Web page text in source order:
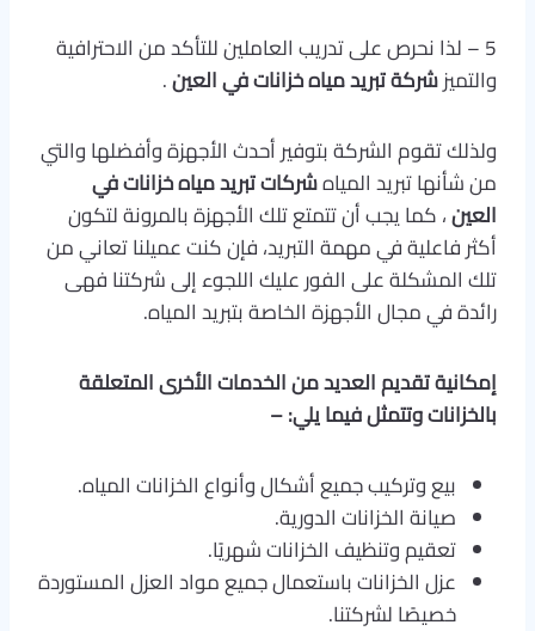
5 – لذا نحرص على تدريب العاملين للتأكد من الاحترافية
والتميزشركة تبريد مياه خزانات في العين.
ولذلك تقوم الشركة بتوفير أحدث الأجهزة وأفضلها والتي
من شأنها تبريد المياهشركات تبريد مياه خزانات في
العين، كما يجب أن تتمتع تلك الأجهزة بالمرونة لتكون
أكثر فاعلية في مهمة التبريد، فإن كنت عميلنا تعاني من
تلك المشكلة على الفور عليك اللجوء إلى شركتنا فهى
رائدة في مجال الأجهزة الخاصة بتبريد المياه.
إمكانية تقديم العديد من الخدمات الأخرى المتعلقة
بالخزانات وتتمثل فيما يلي: –
بيع وتركيب جميع أشكال وأنواع الخزانات المياه.
صيانة الخزانات الدورية.
تعقيم وتنظيف الخزانات شهريًا.
عزل الخزانات باستعمال جميع مواد العزل المستوردة
خصيصًا لشركتنا.